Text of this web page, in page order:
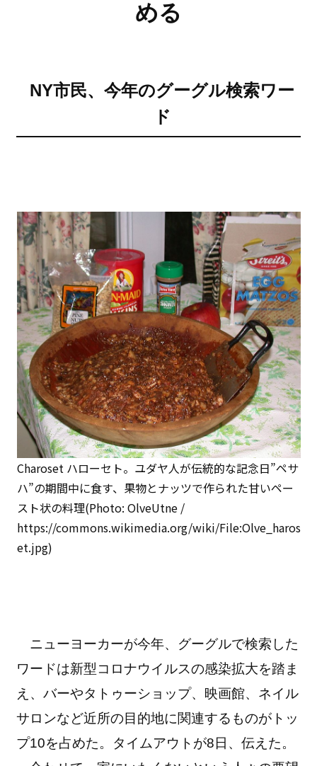
める
NY市民、今年のグーグル検索ワー
ド
Charoset ハローセト。ユダヤ人が伝統的な記念日”ペサ
ハ”の期間中に食す、果物とナッツで作られた甘いペー
スト状の料理(Photo: OlveUtne /
https://commons.wikimedia.org/wiki/File:Olve_haros
et.jpg)
ニューヨーカーが今年、グーグルで検索した
ワードは新型コロナウイルスの感染拡大を踏ま
え、バーやタトゥーショップ、映画館、ネイル
サロンなど近所の目的地に関連するものがトッ
プ10を占めた。タイムアウトが8日、伝えた。